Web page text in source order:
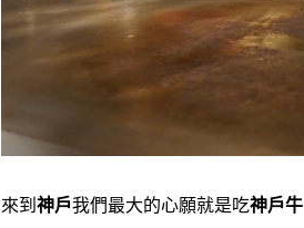
來到 神戶我們最大的心願就是吃神戶牛